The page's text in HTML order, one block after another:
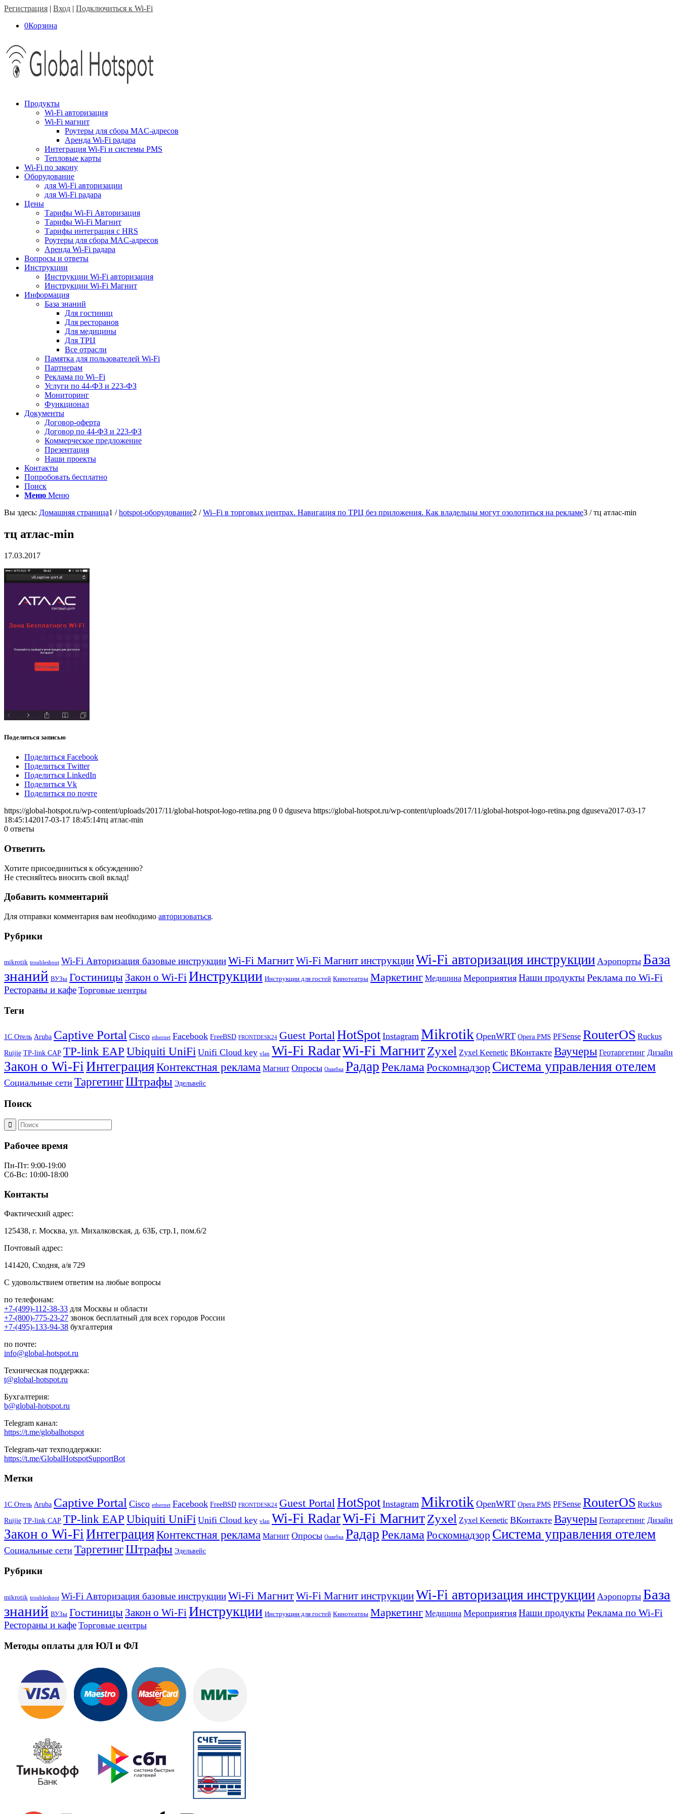
Регистрация | Вход | Подключиться к Wi-Fi
0Корзина
Продукты
Wi-Fi авторизация
Wi-Fi магнит
Роутеры для сбора MAC-адресов
Аренда Wi-Fi радара
Интеграция Wi-Fi и системы PMS
Тепловые карты
Wi-Fi по закону
Оборудование
для Wi-Fi авторизации
для Wi-Fi радара
Цены
Тарифы Wi-Fi Авторизация
Тарифы Wi-Fi Магнит
Тарифы интеграция с HRS
Роутеры для сбора MAC-адресов
Аренда Wi-Fi радара
Вопросы и ответы
Инструкции
Инструкции Wi-Fi авторизация
Инструкции Wi-Fi Магнит
Информация
База знаний
Для гостиниц
Для ресторанов
Для медицины
Для ТРЦ
Все отрасли
Памятка для пользователей Wi-Fi
Партнерам
Реклама по Wi–Fi
Услуги по 44-ФЗ и 223-ФЗ
Мониторинг
Функционал
Документы
Договор-оферта
Договор по 44-ФЗ и 223-ФЗ
Коммерческое предложение
Презентация
Наши проекты
Контакты
Попробовать бесплатно
Поиск
Меню Меню
Вы здесь: Домашняя страница1 / hotspot-оборудование2 / Wi–Fi в торговых центрах. Навигация по ТРЦ без приложения. Как владельцы могут озолотиться на рекламе3 / тц атлас-min
тц атлас-min
17.03.2017
Поделиться записью
Поделиться Facebook
Поделиться Twitter
Поделиться LinkedIn
Поделиться Vk
Поделиться по почте
https://global-hotspot.ru/wp-content/uploads/2017/11/global-hotspot-logo-retina.png 0 0 dguseva https://global-hotspot.ru/wp-content/uploads/2017/11/global-hotspot-logo-retina.png dguseva2017-03-17
18:45:142017-03-17 18:45:14тц атлас-min
0 ответы
Ответить
Хотите присоединиться к обсуждению?
Не стесняйтесь вносить свой вклад!
Добавить комментарий
Для отправки комментария вам необходимо авторизоваться.
Рубрики
mikrotik troubleshoot Wi-Fi Авторизация базовые инструкцииWi-Fi МагнитWi-Fi Магнит инструкцииWi-Fi авторизация инструкции Аэропорты База
знаний ВУЗы Гостиницы Закон о Wi-FiИнструкции Инструкции для гостей Кинотеатры Маркетинг Медицина Мероприятия Наши продуктыРеклама по Wi-Fi
Рестораны и кафе Торговые центры
Теги
1С Отель Aruba Captive Portal Cisco ethernet Facebook FreeBSD FRONTDESK24 Guest PortalHotSpot Instagram Mikrotik OpenWRT Opera PMS PFSense RouterOS Ruckus
Ruijie TP-link CAP TP-link EAP Ubiquiti UniFi Unifi Cloud key vlan Wi-Fi RadarWi-Fi МагнитZyxel Zyxel Keenetic ВКонтакте Ваучеры Геотаргетинг Дизайн
Закон о Wi-Fi ИнтеграцияКонтекстная реклама Магнит Опросы Ошибка РадарРеклама Роскомнадзор Система управления отелем
Социальные сети ТаргетингШтрафы Эдельвейс
Поиск
Рабочее время
Пн-Пт: 9:00-19:00
Сб-Вс: 10:00-18:00
Контакты
Фактический адрес:
125438, г. Москва, ул. Михалковская, д. 63Б, стр.1, пом.6/2
Почтовый адрес:
141420, Сходня, а/я 729
С удовольствием ответим на любые вопросы
по телефонам:
+7-(499)-112-38-33 для Москвы и области
+7-(800)-775-23-27 звонок бесплатный для всех городов России
+7-(495)-133-94-38 бухгалтерия
по почте:
info@global-hotspot.ru
Техническая поддержка:
t@global-hotspot.ru
Бухгалтерия:
b@global-hotspot.ru
Telegram канал:
https://t.me/globalhotspot
Telegram-чат техподдержки:
https://t.me/GlobalHotspotSupportBot
Метки
1С Отель Aruba Captive Portal Cisco ethernet Facebook FreeBSD FRONTDESK24 Guest Portal HotSpot Instagram Mikrotik OpenWRT Opera PMS PFSense RouterOS Ruckus
Ruijie TP-link CAP TP-link EAP Ubiquiti UniFi Unifi Cloud key vlan Wi-Fi RadarWi-Fi МагнитZyxel Zyxel Keenetic ВКонтакте Ваучеры Геотаргетинг Дизайн
Закон о Wi-Fi ИнтеграцияКонтекстная реклама Магнит Опросы Ошибка РадарРеклама Роскомнадзор Система управления отелем
Социальные сети ТаргетингШтрафы Эдельвейс
Рубрики
mikrotik troubleshoot Wi-Fi Авторизация базовые инструкцииWi-Fi МагнитWi-Fi Магнит инструкцииWi-Fi авторизация инструкции Аэропорты База
знаний ВУЗы Гостиницы Закон о Wi-FiИнструкции Инструкции для гостей Кинотеатры Маркетинг Медицина Мероприятия Наши продуктыРеклама по Wi-Fi
Рестораны и кафе Торговые центры
Методы оплаты для ЮЛ и ФЛ